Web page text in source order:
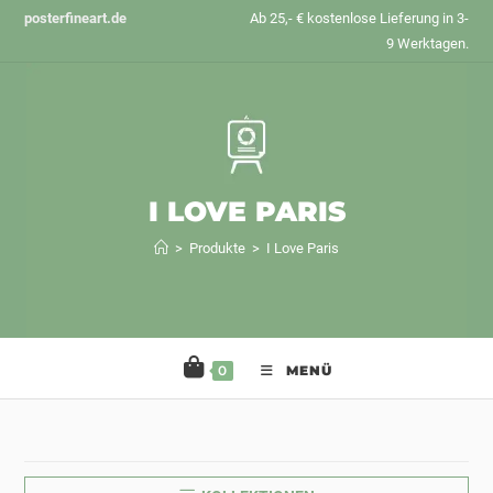
Zumposterfineart.de
Ab 25,- € kostenlose Lieferung in 3-
9 Werktagen.
I LOVE PARIS
> Produkte > I Love Paris
0 MENÜ